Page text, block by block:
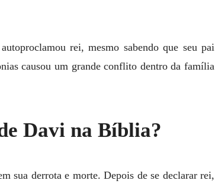
rei, mesmo sabendo que seu pai
causou um grande conflito dentro da família
Davi na Bíblia?
sua derrota e morte. Depois de se declarar rei,